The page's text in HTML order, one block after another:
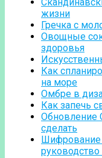
жизни
Гречка с
Овощные
здоровья
Как
на море
Омбре в
Как запечь
Обновление
сделать
Шифрование